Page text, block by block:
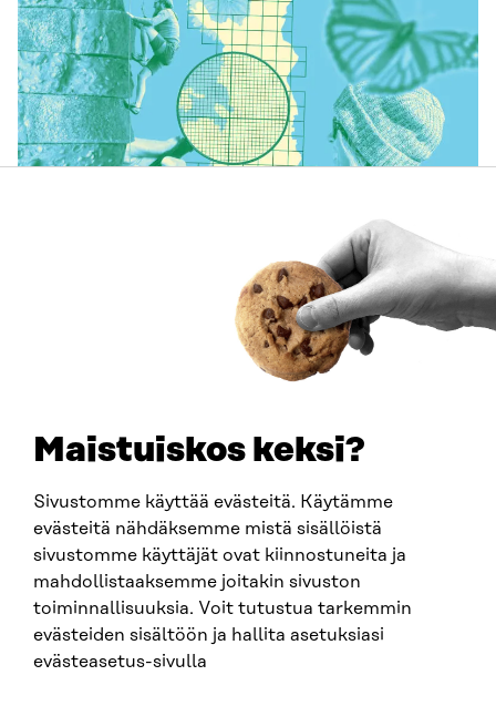
Maistuiskos keksi?
Sivustomme käyttää evästeitä. Käytämme
evästeitä nähdäksemme mistä sisällöistä
sivustomme käyttäjät ovat kiinnostuneita ja
mahdollistaaksemme joitakin sivuston
toiminnallisuuksia. Voit tutustua tarkemmin
evästeiden sisältöön ja hallita asetuksiasi
evästeasetus-sivulla
Företagens naturarbete blir tydligare – så här kan
biologisk mångfald beaktas i affärsverksamheten
ARTIKEL
Miljöpolitikexperten Kimmo Tiilikainen stärker